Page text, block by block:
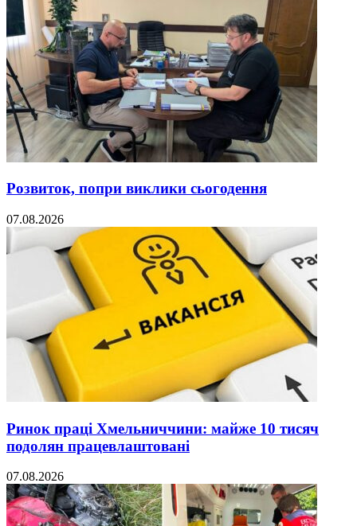
Розвиток, попри виклики сьогодення
07.08.2026
Ринок праці Хмельниччини: майже 10 тисяч
подолян працевлаштовані
07.08.2026